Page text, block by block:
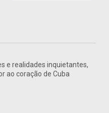
e realidades inquietantes,
ao coração de Cuba